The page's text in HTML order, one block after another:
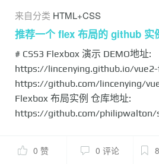
有5个可选值: - flex-start（默认
齐，项目之间的间隔都相等。 -
目两侧的间隔相等。 #### align-
交叉轴上如何对齐 有5个可选值: -
起点对齐。 - flex-end：交叉轴的
来自分类 HTML+CSS
推荐一个 flex 布局的 github 实
# CSS3 Flexbox 演示 DEMO地址:
https://lincenying.github.io/
https://github.com/lincenying/
Flexbox 布局实例 仓库地址:
https://github.com/philipwalton/
flexbox/ 该实例列举 6 中常见的布
系统 https://
0 赞 0 评论